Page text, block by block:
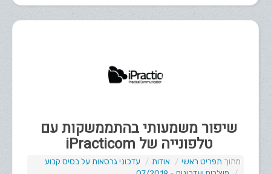
שיפור משמעותי בהתממשקות עם
טלפונייה של iPracticom
תפריט ראשי אודות
עדכוני גרסאות על בסיס קבוע